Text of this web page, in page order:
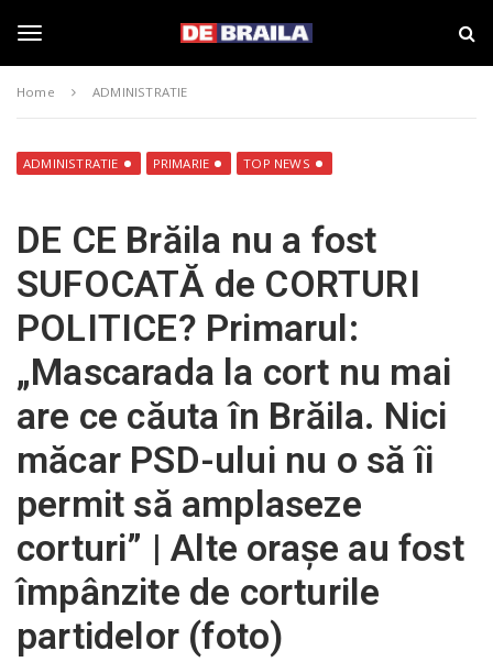
g
l
e
n
a
v
i
i
a
a
–
d
e
b
r
a
i
l
a
.
r
o
Home ADMINISTRATIE
ADMINISTRATIE PRIMARIE TOP NEWS
DE CE Brăila nu a fost
SUFOCATĂ de CORTURI
POLITICE? Primarul:
„Mascarada la cort nu mai
are ce căuta în Brăila. Nici
măcar PSD-ului nu o să îi
permit să amplaseze
corturi” | Alte orașe au fost
împânzite de corturile
partidelor (foto)